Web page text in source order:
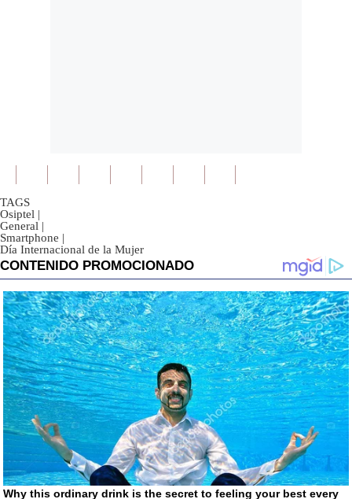
TAGS
Osiptel |
General |
Smartphone |
Día Internacional de la Mujer